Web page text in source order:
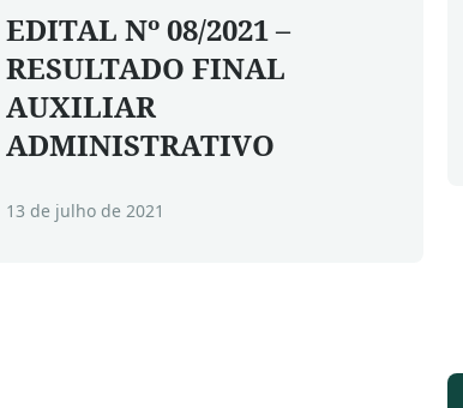
EDITAL Nº 08/2021 –
RESULTADO FINAL
AUXILIAR
ADMINISTRATIVO
13 de julho de 2021